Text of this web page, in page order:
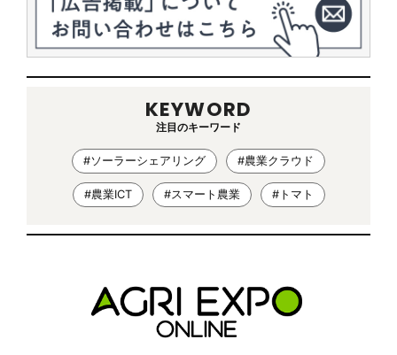
KEYWORD
注目のキーワード
#ソーラーシェアリング #農業クラウド
#農業ICT #スマート農業 #トマト